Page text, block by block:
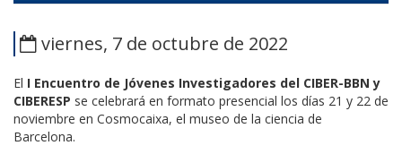
viernes, 7 de octubre de 2022
El I Encuentro de Jóvenes Investigadores del CIBER-BBN y
CIBERESP se celebrará en formato presencial los días 21 y 22 de
noviembre en Cosmocaixa, el museo de la ciencia de
Barcelona.